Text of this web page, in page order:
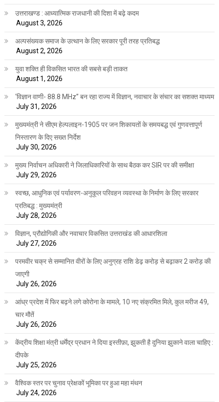
उत्तराखण्ड : आध्यात्मिक राजधानी की दिशा में बढ़े कदम
August 3, 2026
अल्पसंख्यक समाज के उत्थान के लिए सरकार पूरी तरह प्रतिबद्ध
August 2, 2026
युवा शक्ति ही विकसित भारत की सबसे बड़ी ताकत
August 1, 2026
‘विज्ञान वाणी- 88.8 MHz” बन रहा राज्य में विज्ञान, नवाचार के संचार का सशक्त माध्यम
July 31, 2026
मुख्यमंत्री ने सीएम हेल्पलाइन-1905 पर जन शिकायतों के समयबद्ध एवं गुणवत्तापूर्ण
निस्तारण के दिए सख्त निर्देश
July 30, 2026
मुख्य निर्वाचन अधिकारी ने जिलाधिकारियों के साथ बैठक कर SIR पर की समीक्षा
July 29, 2026
स्वच्छ, आधुनिक एवं पर्यावरण-अनुकूल परिवहन व्यवस्था के निर्माण के लिए सरकार
प्रतिबद्ध : मुख्यमंत्री
July 28, 2026
विज्ञान, प्रौद्योगिकी और नवाचार विकसित उत्तराखंड की आधारशिला
July 27, 2026
परमवीर चक्र से सम्मानित वीरों के लिए अनुग्रह राशि डेढ़ करोड़ से बढ़ाकर 2 करोड़ की
जाएगी
July 26, 2026
आंध्र प्रदेश में फिर बढ़ने लगे कोरोना के मामले, 10 नए संक्रमित मिले, कुल मरीज 49,
चार मौतें
July 26, 2026
केंद्रीय शिक्षा मंत्री धर्मेंद्र प्रधान ने दिया इस्तीफ़ा, झुकती है दुनिया झुकाने वाला चाहिए :
दीपके
July 25, 2026
वैश्विक स्तर पर चुनाव प्रेक्षकों भूमिका पर हुआ महा मंथन
July 24, 2026